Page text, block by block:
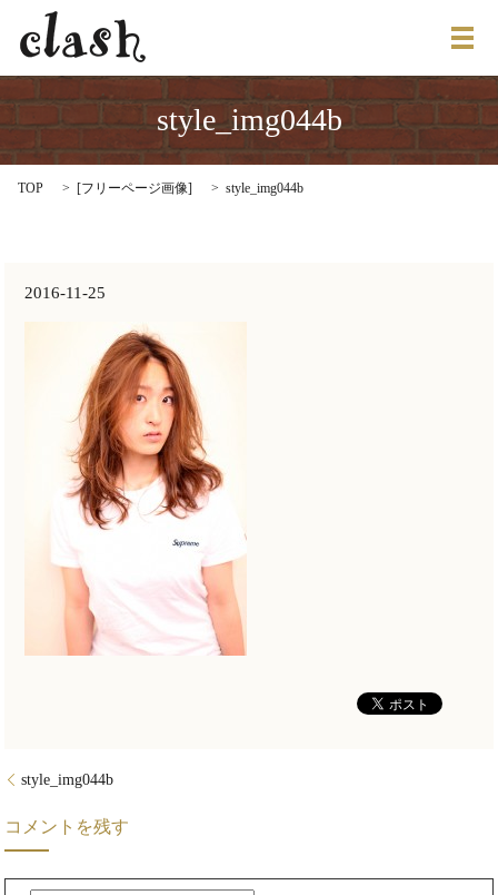
メ
style_img044b
TOP [フリーページ画像] style_img044b
2016-11-25
style_img044b
コメントを残す